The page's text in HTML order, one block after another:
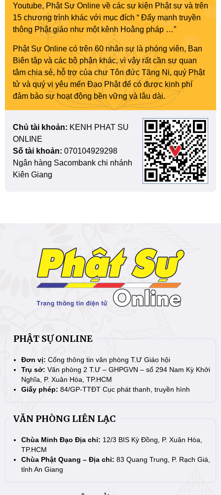
Youtube, Phật Sự Online về các sự kiện Phật sự và trên
15 chương trình khác với mục đích “ Đẩy mạnh truyền
thông Phật giáo như một kênh Hoằng pháp …”
Phật Sự Online có trên 60 nhân sự là phóng viên, Ban
Biên tập và các bộ phận khác, vì vậy rất cần sự quan
tâm chia sẻ, hỗ trợ của chư Tôn đức Tăng Ni, quý Phật
tử và quý vị yêu mến Đạo Phật để có được kinh phí
đảm bảo sự hoạt động bền vững và lâu dài.
Chủ tài khoản: KENH PHAT SU
ONLINE
Số tài khoản: 070104929298
Ngân hàng Sacombank chi nhánh
Kiên Giang
PHẬT SỰ ONLINE
Đơn vị: Cổng thông tin văn phòng T.Ư Giáo hội
Trụ sở: Văn phòng 2 T.Ư – GHPGVN – số 294 Nam Kỳ Khởi
Nghĩa, P. Xuân Hòa, TP.HCM
Giấy phép: 84/GP-TTĐT Cục phát thanh, truyền hình
VĂN PHÒNG LIÊN LẠC
Chùa Minh Đạo Địa chỉ: 12/3 BIS Kỳ Đồng, P. Xuân Hòa,
TP.HCM
Chùa Phật Quang – Địa chỉ: 83 Quang Trung, P. Rạch Giá,
tỉnh An Giang